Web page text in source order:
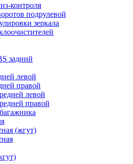
контроля
подрулевой
зеркала
задний
левой
правой
левой
правой
(жгут)